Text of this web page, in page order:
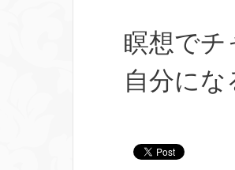
瞑想でチ
自分にな